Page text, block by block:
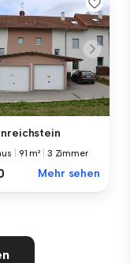
91 m² 3 Zimmer
Mehr sehen